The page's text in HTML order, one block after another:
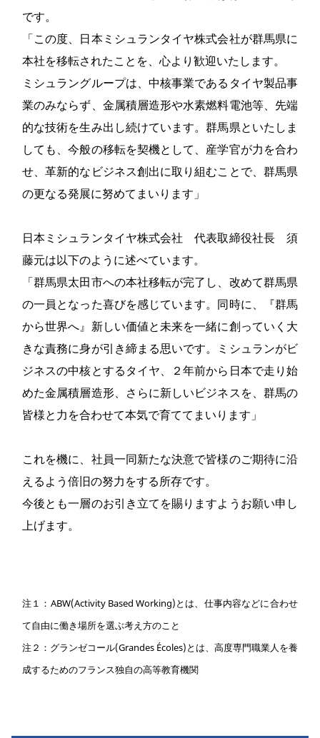
です。
「この度、日本ミシュランタイヤ株式会社が群馬県に
本社を移転されたことを、心より歓迎いたします。
ミシュラングループは、中核事業であるタイヤ製品事
業のみならず、金属積層造形や水素燃料電池等、先端
的な技術を生み出し続けています。群馬県といたしま
しても、今般の移転を契機として、産学官が力を合わ
せ、革新的なビジネス創出に取り組むことで、群馬県
の更なる発展に努めてまいります」
日本ミシュランタイヤ株式会社 代表取締役社長 須
藤元は以下のように述べています。
「群馬県太田市への本社移転が完了し、改めて群馬県
の一員となった喜びを感じています。同時に、『群馬
から世界へ』新しい価値と未来を一緒に創っていく大
きな責務に身が引き締まる思いです。ミシュランがビ
ジネスの中核とするタイヤ、２年前から日本で走り始
めた金属積層造形、さらに新しいビジネスを、群馬の
皆様と力を合わせて本気で育ててまいります」
これを機に、社員一同新たな決意で皆様のご期待に沿
えるよう倍旧の努力をする所存です。
今後とも一層のお引き立てを賜りますようお願い申し
上げます。
注１：ABW(Activity Based Working)とは、仕事内容などに合わせ
て自由に働き場所を選ぶ考え方のこと
注２：グランゼコール(Grandes Écoles)とは、高度専門職業人を養
成するためのフランス独自の高等教育機関